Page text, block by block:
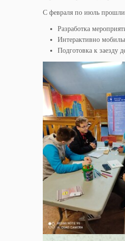
С февраля по июль
Разработка
Интерактивно
Подготовка к заезду